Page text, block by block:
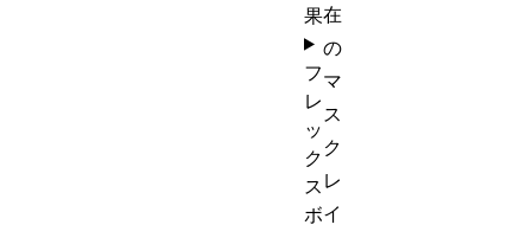
在
の
マ
ス
ク
レ
イ
果
フ
レ
ッ
ク
ス
ボ